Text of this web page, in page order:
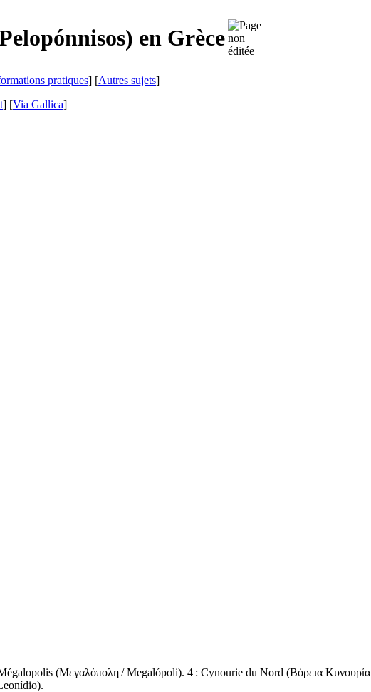
) en Grèce
pratiques] [Autres sujets]
] [Via Gallica]
(Μεγαλόπολη/Megalópoli). 4 : Cynourie du Nord (Βόρεια Κυνουρία
).